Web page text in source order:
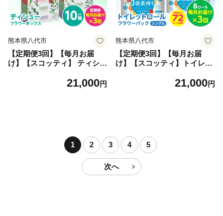
熊本県八代市
【定期便3回】【毎月お届
け】【スコッティ】 ティシュ
0箱 計30箱 ティッシュ 日用
21,000円
熊本県八代市
【定期便3回】【毎月お届
け】【スコッティ】トイレッ
パック 3倍長持ち 8ロール 合
21,000円
1 2 3 4 5
次へ